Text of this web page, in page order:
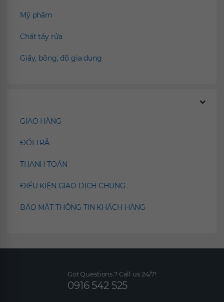
Mỹ phẩm
Chất tẩy rửa
Giấy, bông, đồ gia dụng
GIAO HÀNG
ĐỔI TRẢ
THANH TOÁN
ĐIỀU KIỆN GIAO DỊCH CHUNG
BẢO MẬT THÔNG TIN KHÁCH HÀNG
Got Questions ? Call us 24/7!
0916 542 525